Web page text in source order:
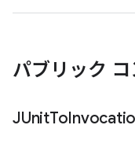
パブリック
JUnitTo